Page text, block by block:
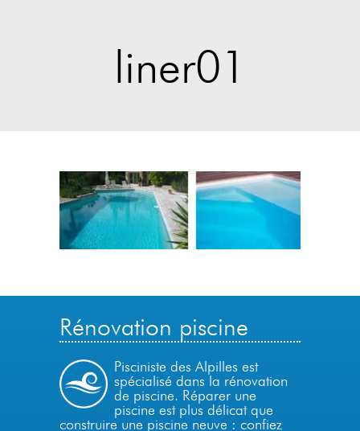
liner01
Rénovation piscine
Pisciniste des Alpilles est
spécialisé dans la rénovation
de piscine. Réparer une
piscine est plus délicat que
construire une piscine neuve : confiez